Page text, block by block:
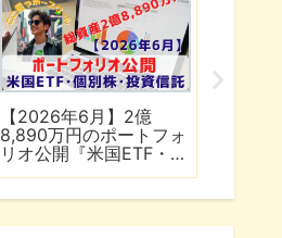
【2026年6月】2億
8,890万円のポートフォ
リオ公開『米国ETF・個